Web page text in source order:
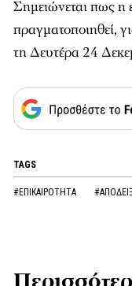
Σημειώνεται πως
πραγματοποιηθεί,
τη Δευτέρα 24
TAGS
#ΕΠΙΚΑΙΡΟΤΗΤΑ